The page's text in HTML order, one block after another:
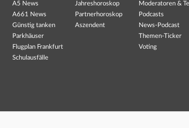
A5 News
A661 News
Günstig tanken
Parkhäuser
Flugplan Frankfurt
Schulausfälle
Jahreshoroskop
Partnerhoroskop
Aszendent
Moderatoren &
Podcasts
News-Podcast
Themen-Ticker
Voting